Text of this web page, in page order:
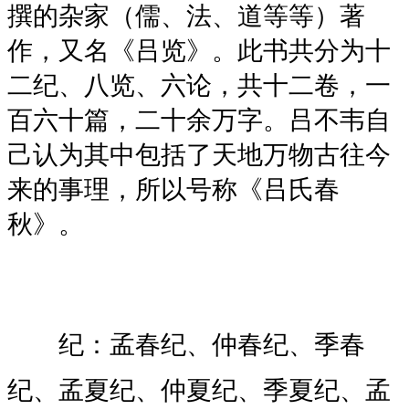
撰的杂家（儒、法、道等等）著
作，又名《吕览》。此书共分为十
二纪、八览、六论，共十二卷，一
百六十篇，二十余万字。吕不韦自
己认为其中包括了天地万物古往今
来的事理，所以号称《吕氏春
秋》。
纪： 孟春纪、仲春纪、季春
纪、孟夏纪、仲夏纪、季夏纪、孟